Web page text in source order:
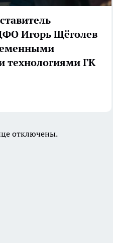
Игорь Щёголев
технологиями ГК
отключены.